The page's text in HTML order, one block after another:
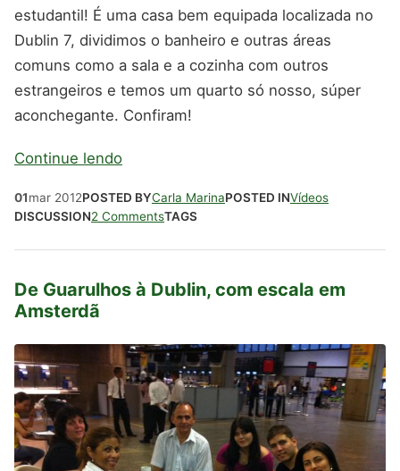
estudantil! É uma casa bem equipada localizada no
Dublin 7, dividimos o banheiro e outras áreas
comuns como a sala e a cozinha com outros
estrangeiros e temos um quarto só nosso, súper
aconchegante. Confiram!
Continue lendo
01mar 2012POSTED BYCarla MarinaPOSTED INVídeos
DISCUSSION2 CommentsTAGS
De Guarulhos à Dublin, com escala em
Amsterdã